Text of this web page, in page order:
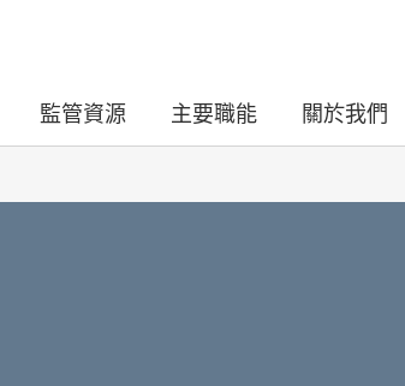
監管資源 主要職能 關於我們